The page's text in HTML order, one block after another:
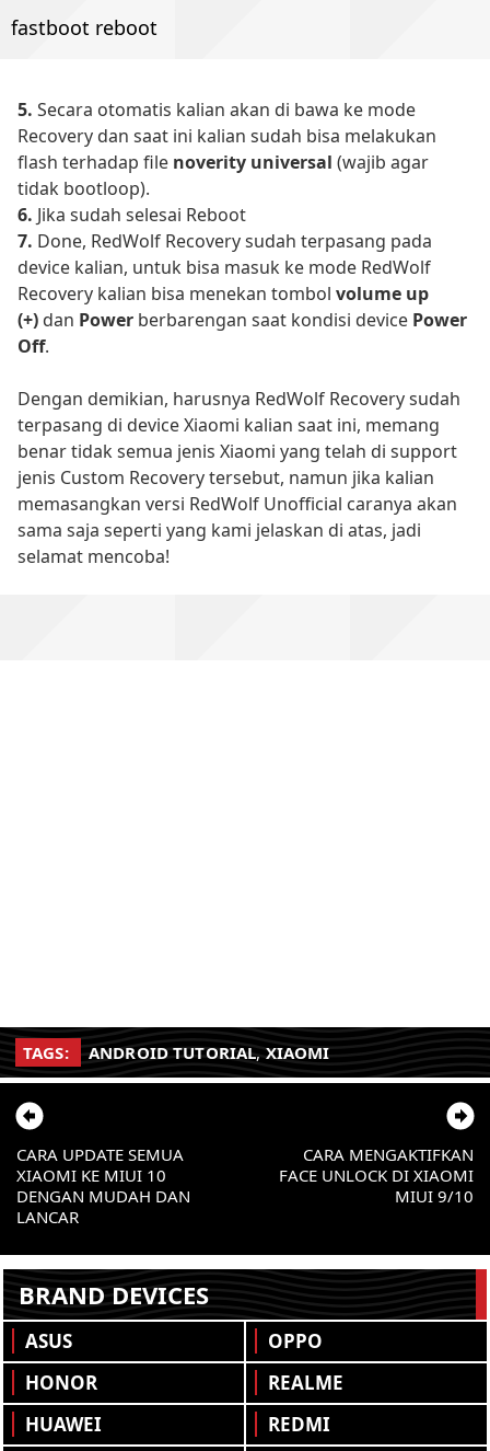
fastboot reboot
5. Secara otomatis kalian akan di bawa ke mode
Recovery dan saat ini kalian sudah bisa melakukan
flash terhadap file noverity universal (wajib agar
tidak bootloop).
6. Jika sudah selesai Reboot
7. Done, RedWolf Recovery sudah terpasang pada
device kalian, untuk bisa masuk ke mode RedWolf
Recovery kalian bisa menekan tombol volume up
(+) dan Power berbarengan saat kondisi device Power
Off.
Dengan demikian, harusnya RedWolf Recovery sudah
terpasang di device Xiaomi kalian saat ini, memang
benar tidak semua jenis Xiaomi yang telah di support
jenis Custom Recovery tersebut, namun jika kalian
memasangkan versi RedWolf Unofficial caranya akan
sama saja seperti yang kami jelaskan di atas, jadi
selamat mencoba!
TAGS: ANDROID TUTORIAL, XIAOMI
CARA MENGAKTIFKAN
FACE UNLOCK DI XIAOMI
MIUI 9/10
CARA UPDATE SEMUA
XIAOMI KE MIUI 10
DENGAN MUDAH DAN
LANCAR
BRAND DEVICES
ASUS
HONOR
HUAWEI
OPPO
REALME
REDMI